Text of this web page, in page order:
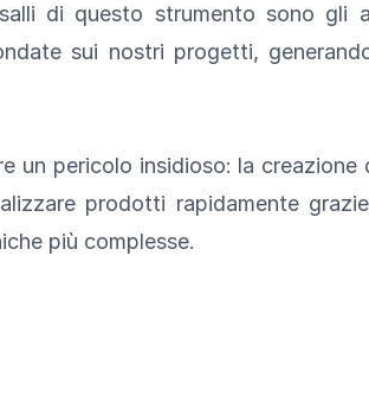
di questo strumento sono gli
sui nostri progetti,
un pericolo insidioso: la
prodotti rapidamente
più complesse.